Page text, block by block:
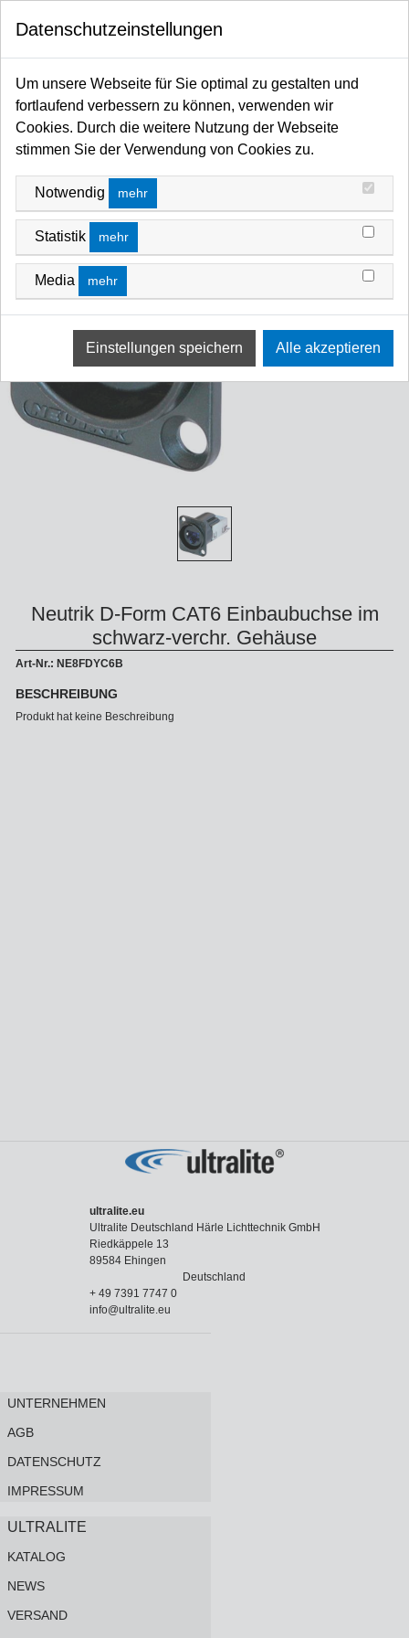
Startseite Kabel / Stecker / Verteiler Steckverbinder etherCON
Neutrik D-Form CAT6 Einbaubuchse im
schwarz-verchr. Gehäuse
Art-Nr.: NE8FDYC6B
BESCHREIBUNG
Produkt hat keine Beschreibung
ultralite.eu
Ultralite Deutschland Härle Lichttechnik GmbH
Riedkäppele 13
89584 Ehingen
Deutschland
+ 49 7391 7747 0
info@ultralite.eu
UNTERNEHMEN
AGB
DATENSCHUTZ
IMPRESSUM
ULTRALITE
KATALOG
NEWS
VERSAND
Datenschutzeinstellungen
Um unsere Webseite für Sie optimal zu gestalten und
fortlaufend verbessern zu können, verwenden wir
Cookies. Durch die weitere Nutzung der Webseite
stimmen Sie der Verwendung von Cookies zu.
Notwendig mehr
Statistik mehr
Media mehr